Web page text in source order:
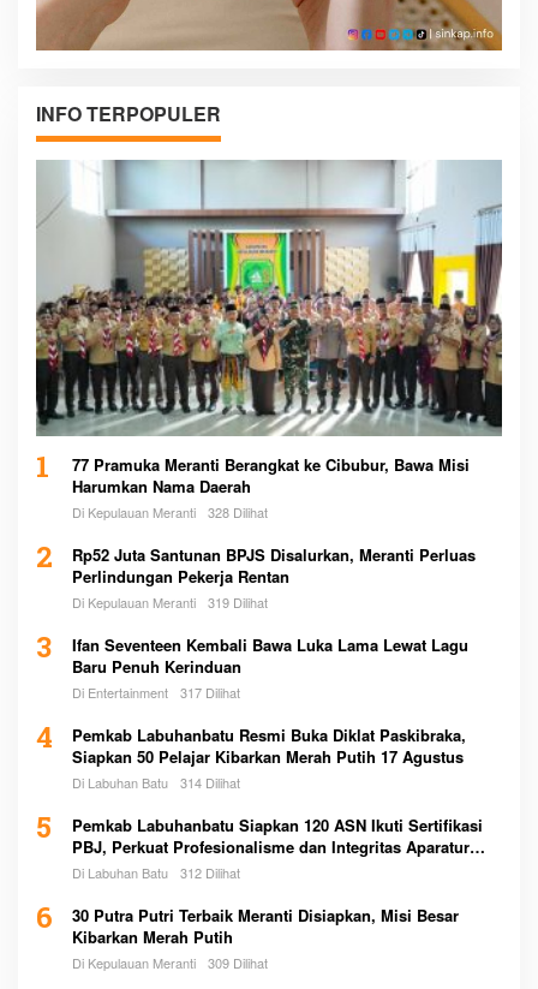
INFO TERPOPULER
1
77 Pramuka Meranti Berangkat ke Cibubur, Bawa Misi
Harumkan Nama Daerah
Di Kepulauan Meranti 328 Dilihat
2
Rp52 Juta Santunan BPJS Disalurkan, Meranti Perluas
Perlindungan Pekerja Rentan
Di Kepulauan Meranti 319 Dilihat
3
Ifan Seventeen Kembali Bawa Luka Lama Lewat Lagu
Baru Penuh Kerinduan
Di Entertainment 317 Dilihat
4
Pemkab Labuhanbatu Resmi Buka Diklat Paskibraka,
Siapkan 50 Pelajar Kibarkan Merah Putih 17 Agustus
Di Labuhan Batu 314 Dilihat
5
Pemkab Labuhanbatu Siapkan 120 ASN Ikuti Sertifikasi
PBJ, Perkuat Profesionalisme dan Integritas Aparatur
Pemerintah
Di Labuhan Batu 312 Dilihat
6
30 Putra Putri Terbaik Meranti Disiapkan, Misi Besar
Kibarkan Merah Putih
Di Kepulauan Meranti 309 Dilihat